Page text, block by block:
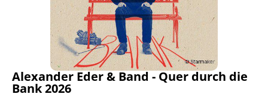
Alexander Eder & Band - Quer durch die
Bank 2026